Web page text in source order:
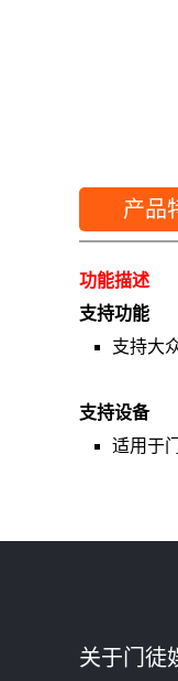
产品
功能描述
支持功能
支持大
支持设备
适用于
关于门徒